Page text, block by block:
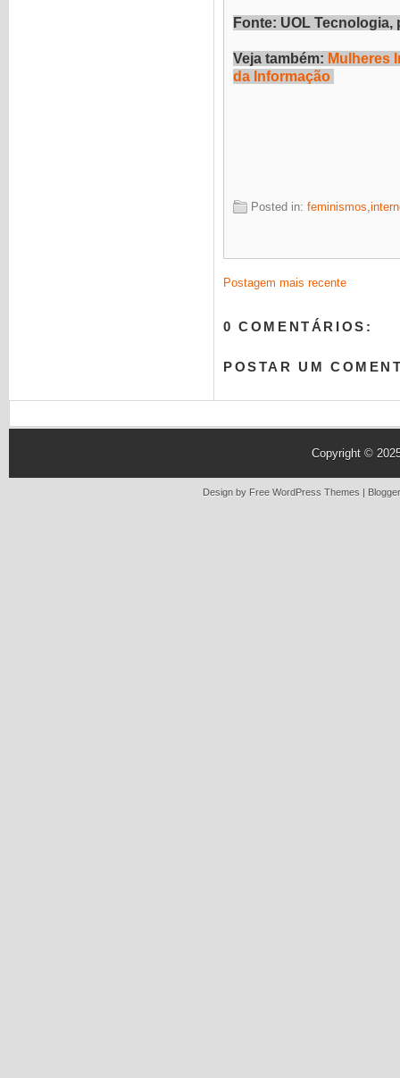
Fonte: UOL Tecnologia,
Veja também: Mulheres
da Informação
Posted in: feminismos,
Postagem mais recente
0 COMENTÁRIOS:
POSTAR UM
Copyright ©
Design by Free WordPress Themes |